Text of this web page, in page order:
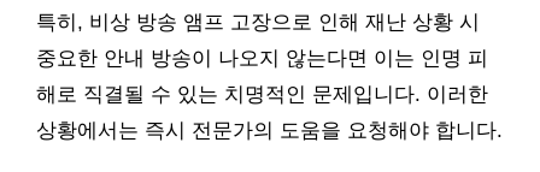
특히, 비상 방송 앰프 고장으로 인해 재난 상황 시
중요한 안내 방송이 나오지 않는다면 이는 인명 피
해로 직결될 수 있는 치명적인 문제입니다. 이러한
상황에서는 즉시 전문가의 도움을 요청해야 합니다.